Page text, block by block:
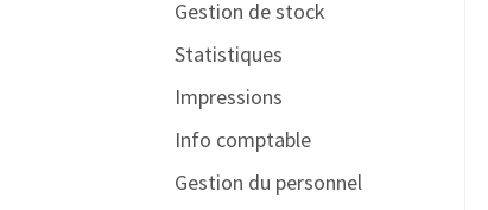
Gestion de stock
Statistiques
Impressions
Info comptable
Gestion du personnel